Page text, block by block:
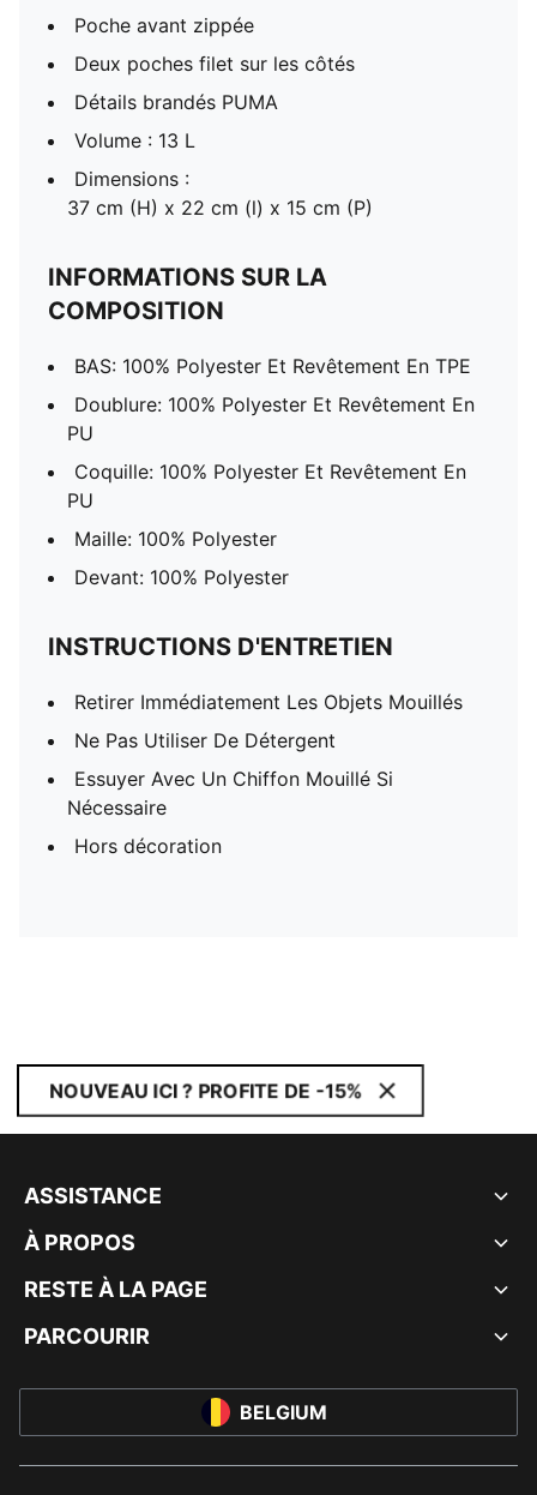
Poche avant zippée
Deux poches filet sur les côtés
Détails brandés PUMA
Volume : 13 L
Dimensions :
37 cm (H) x 22 cm (l) x 15 cm (P)
INFORMATIONS SUR LA
COMPOSITION
BAS: 100% Polyester Et Revêtement En TPE
Doublure: 100% Polyester Et Revêtement En
PU
Coquille: 100% Polyester Et Revêtement En
PU
Maille: 100% Polyester
Devant: 100% Polyester
INSTRUCTIONS D'ENTRETIEN
Retirer Immédiatement Les Objets Mouillés
Ne Pas Utiliser De Détergent
Essuyer Avec Un Chiffon Mouillé Si
Nécessaire
Hors décoration
NOUVEAU ICI ? PROFITE DE -15%
ASSISTANCE
À PROPOS
RESTE À LA PAGE
PARCOURIR
BELGIUM